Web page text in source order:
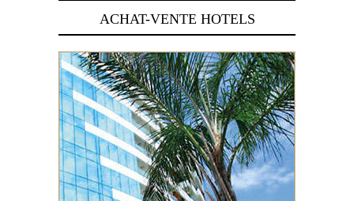
ACHAT-VENTE HOTELS